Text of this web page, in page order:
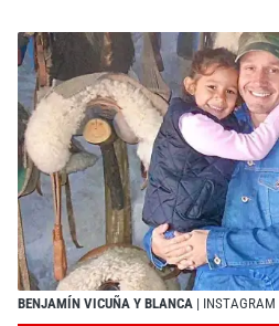
BENJAMÍN VICUÑA Y BLANCA | INSTAGRAM